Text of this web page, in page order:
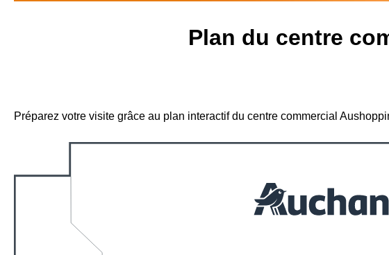
Plan du centre
Préparez votre visite grâce au plan interactif du centre commercial